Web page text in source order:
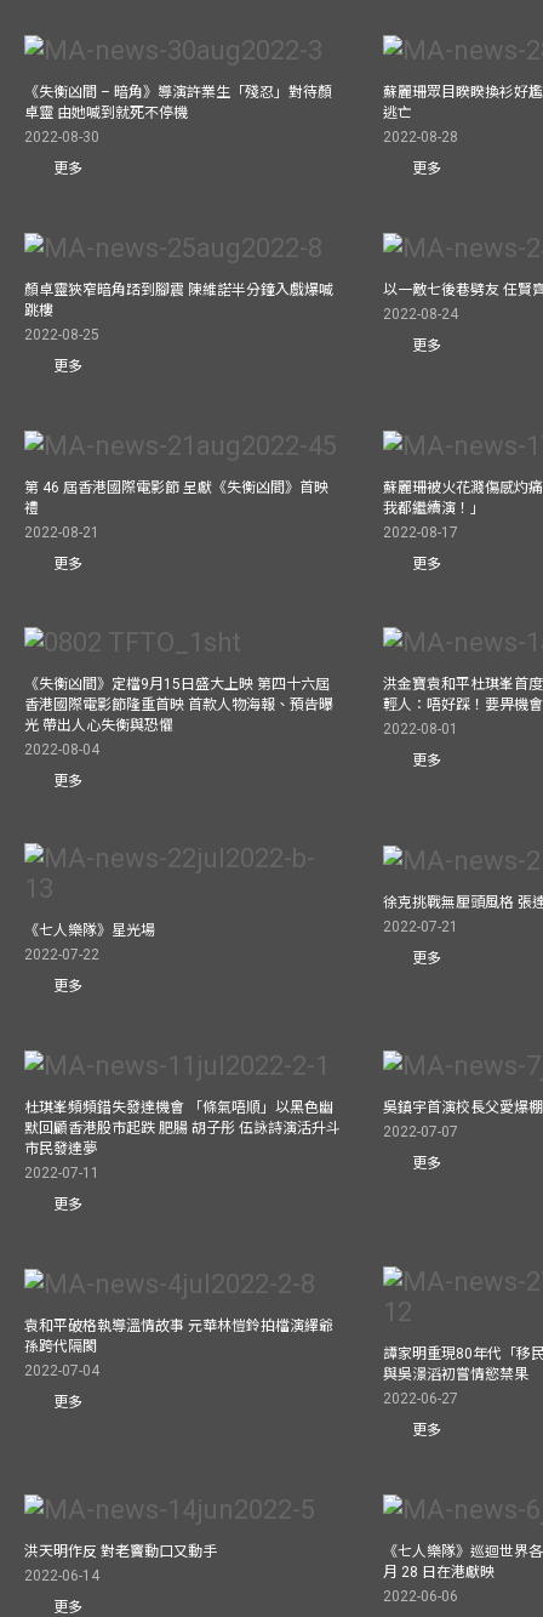
《失衡凶間 – 暗角》導演許業生「殘忍」對待顏
卓靈 由她喊到就死不停機
2022-08-30
更多
蘇麗珊眾目睽睽換衫好
逃亡
2022-08-28
更多
顏卓靈狹窄暗角踎到腳震 陳維諾半分鐘入戲爆喊
跳樓
2022-08-25
更多
以一敵七後巷劈友 任賢
2022-08-24
更多
第 46 屆香港國際電影節 呈獻《失衡凶間》首映
禮
2022-08-21
更多
蘇麗珊被火花濺傷感灼
我都繼續演！」
2022-08-17
更多
《失衡凶間》定檔9月15日盛大上映 第四十六屆
香港國際電影節隆重首映 首款人物海報、預告曝
光 帶出人心失衡與恐懼
2022-08-04
更多
洪金寶袁和平杜琪峯首
輕人：唔好踩！要畀機
2022-08-01
更多
《七人樂隊》星光場
2022-07-22
更多
徐克挑戰無厘頭風格 張
2022-07-21
更多
杜琪峯頻頻錯失發達機會 「條氣唔順」以黑色幽
默回顧香港股市起跌 肥腸 胡子彤 伍詠詩演活升斗
市民發達夢
2022-07-11
更多
吳鎮宇首演校長父愛爆棚
2022-07-07
更多
袁和平破格執導溫情故事 元華林愷鈴拍檔演繹爺
孫跨代隔閡
2022-07-04
更多
譚家明重現80年代「移
與吳澋滔初嘗情慾禁果
2022-06-27
更多
洪天明作反 對老竇動口又動手
2022-06-14
更多
《七人樂隊》巡迴世界
月 28 日在港獻映
2022-06-06